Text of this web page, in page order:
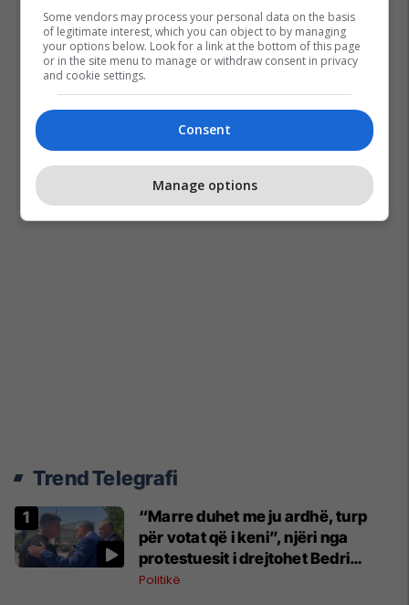
Trend Telegrafi
“Marre duhet me ju ardhë, turp
për votat që i keni”, njëri nga
protestuesit i drejtohet Bedri
Hamzës
Politikë
Some vendors may process your personal data on the basis
of legitimate interest, which you can object to by managing
your options below. Look for a link at the bottom of this page
or in the site menu to manage or withdraw consent in privacy
and cookie settings.
Consent
Manage options